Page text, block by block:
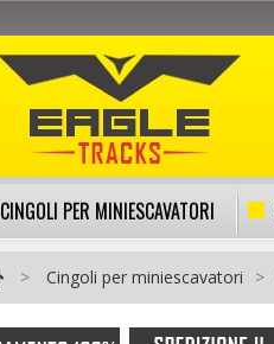
CINGOLI PER MINIESCAVATORI
> Cingoli per miniescavatori >